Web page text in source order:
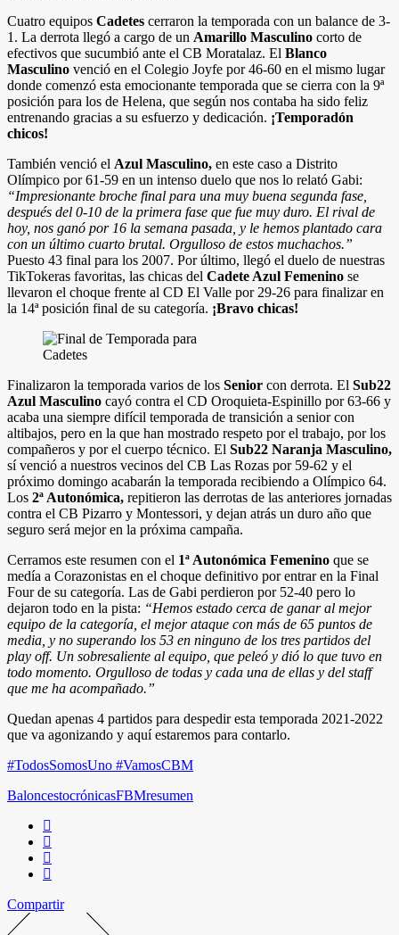
Cuatro equipos Cadetes cerraron la temporada con un balance de 3-
1. La derrota llegó a cargo de un Amarillo Masculino corto de
efectivos que sucumbió ante el CB Moratalaz. El Blanco
Masculino venció en el Colegio Joyfe por 46-60 en el mismo lugar
donde comenzó esta emocionante temporada que se cierra con la 9ª
posición para los de Helena, que según nos contaba ha sido feliz
entrenando gracias a su esfuerzo y dedicación. ¡Temporadón
chicos!
También venció el Azul Masculino, en este caso a Distrito
Olímpico por 61-59 en un intenso duelo que nos lo relató Gabi:
“Impresionante broche final para una muy buena segunda fase,
después del 0-10 de la primera fase que fue muy duro. El rival de
hoy, nos ganó por 16 la semana pasada, y le hemos plantado cara
con un último cuarto brutal. Orgulloso de estos muchachos.”
Puesto 43 final para los 2007. Por último, llegó el duelo de nuestras
TikTokeras favoritas, las chicas del Cadete Azul Femenino se
llevaron el choque frente al CD El Valle por 29-26 para finalizar en
la 14ª posición final de su categoría. ¡Bravo chicas!
Finalizaron la temporada varios de los Senior con derrota. El Sub22
Azul Masculino cayó contra el CD Oroquieta-Espinillo por 63-66 y
acaba una siempre difícil temporada de transición a senior con
altibajos, pero en la que han mostrado respeto por el trabajo, por los
compañeros y por el cuerpo técnico. El Sub22 Naranja Masculino,
sí venció a nuestros vecinos del CB Las Rozas por 59-62 y el
próximo domingo acabarán la temporada recibiendo a Olímpico 64.
Los 2ª Autonómica, repitieron las derrotas de las anteriores jornadas
contra el CB Pizarro y Montessori, y dejan atrás un duro año que
seguro será mejor en la próxima campaña.
Cerramos este resumen con el 1ª Autonómica Femenino que se
medía a Corazonistas en el choque definitivo por entrar en la Final
Four de su categoría. Las de Gabi perdieron por 52-40 pero lo
dejaron todo en la pista: “Hemos estado cerca de ganar al mejor
equipo de la categoría, el mejor ataque con más de 65 puntos de
media, y no superando los 53 en ninguno de los tres partidos del
play off. Un sobresaliente al equipo, que peleó y dió lo que tuvo en
todo momento. Orgulloso de todas y cada una de ellas y del staff
que me ha acompañado.”
Quedan apenas 4 partidos para despedir esta temporada 2021-2022
que va agonizando y aquí estaremos para contarlo.
#TodosSomosUno #VamosCBM
BaloncestocrónicasFBMresumen
Compartir